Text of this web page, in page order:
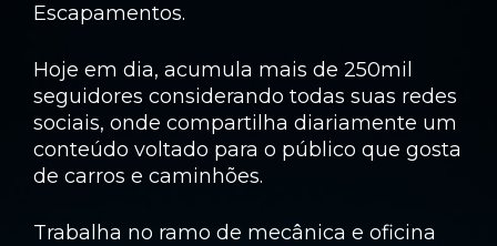
Escapamentos.
Hoje em dia, acumula mais de 250mil
seguidores considerando todas suas redes
sociais, onde compartilha diariamente um
conteúdo voltado para o público que gosta
de carros e caminhões.
Trabalha no ramo de mecânica e oficina